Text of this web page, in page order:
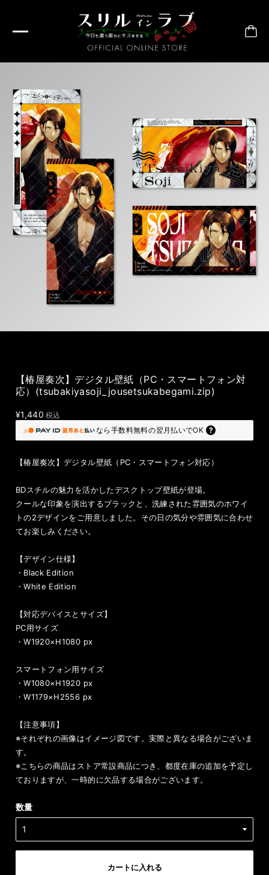
【椿屋奏次】デジタル壁紙（PC・スマートフォン対
応）(tsubakiyasoji_jousetsukabegami.zip)
¥1,440 税込
なら 手数料無料の翌月払いでOK
【椿屋奏次】デジタル壁紙（PC・スマートフォン対応）
BDスチルの魅力を活かしたデスクトップ壁紙が登場。
クールな印象を演出するブラックと、洗練された雰囲気のホワイ
トの2デザインをご用意しました。その日の気分や雰囲気に合わせ
てお楽しみください。
【デザイン仕様】
・Black Edition
・White Edition
【対応デバイスとサイズ】
PC用サイズ
・W1920×H1080 px
スマートフォン用サイズ
・W1080×H1920 px
・W1179×H2556 px
【注意事項】
※それぞれの画像はイメージ図です。実際と異なる場合がございま
す。
※こちらの商品はストア常設商品につき、都度在庫の追加を予定し
ておりますが、一時的に欠品する場合がございます。
数量
カートに入れる